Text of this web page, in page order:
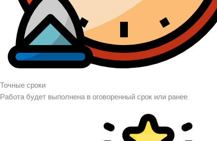
Точные сроки
Работа будет выполнена в оговоренный срок или ранее